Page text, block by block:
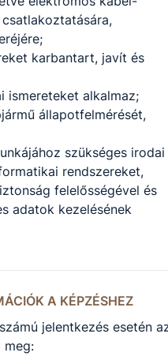
karbantart, javít és
ismereteket alkalmaz;
állapotfelmérését,
szükséges irodai
rendszereket,
felelősségével és
adatok kezelésének
A KÉPZÉSHEZ
jelentkezés esetén
meg: